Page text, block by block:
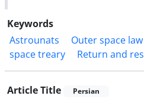
Keywords
Astrounats
Outer space law
space treary
Return and
Article Title Persian